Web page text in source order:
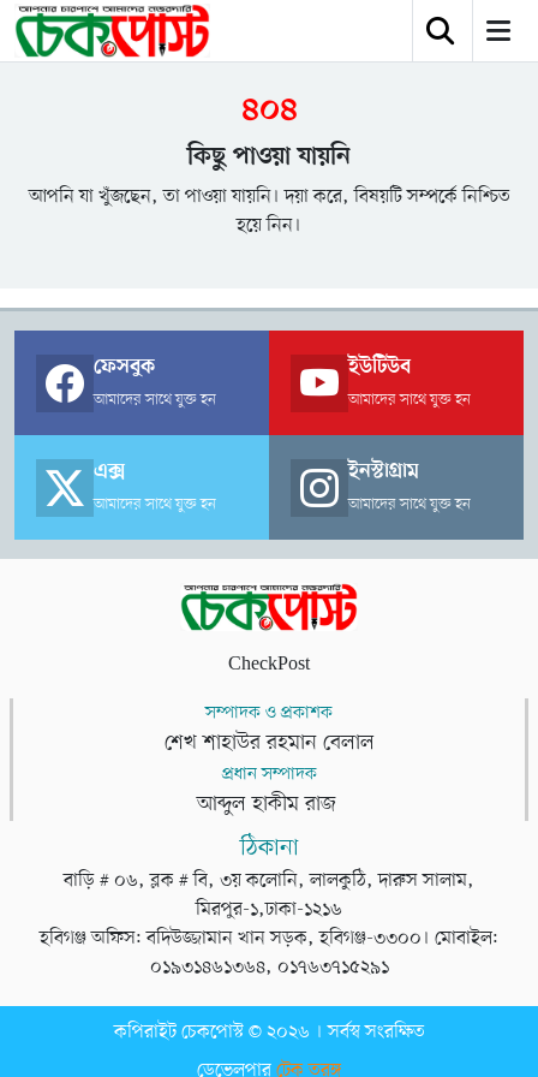
৪০৪
কিছু পাওয়া যায়নি
আপনি যা খুঁজছেন, তা পাওয়া যায়নি। দয়া করে, বিষয়টি সম্পর্কে নিশ্চিত
হয়ে নিন।
ফেসবুক
আমাদের সাথে যুক্ত হন
ইউটিউব
আমাদের সাথে যুক্ত হন
এক্স
আমাদের সাথে যুক্ত হন
ইনস্টাগ্রাম
আমাদের সাথে যুক্ত হন
CheckPost
সম্পাদক ও প্রকাশক
শেখ শাহাউর রহমান বেলাল
প্রধান সম্পাদক
আব্দুল হাকীম রাজ
ঠিকানা
বাড়ি # ০৬, ব্লক # বি, ৩য় কলোনি, লালকুঠি, দারুস সালাম,
মিরপুর-১,ঢাকা-১২১৬
হবিগঞ্জ অফিস: বদিউজ্জামান খান সড়ক, হবিগঞ্জ-৩৩০০। মোবাইল:
০১৯৩১৪৬১৩৬৪, ০১৭৬৩৭১৫২৯১
কপিরাইট চেকপোস্ট © ২০২৬ । সর্বস্ব সংরক্ষিত
ডেভেলপারটেক তরঙ্গ